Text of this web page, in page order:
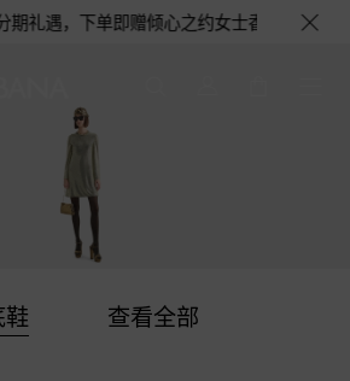
遇，下单即赠倾心之约女士香水随行装
鞋 查看全部